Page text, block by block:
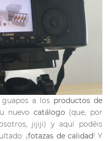
a los productos de
nuevo catálogo (que, por
jijiji) y aquí podéis
¡fotazas de calidad! Y